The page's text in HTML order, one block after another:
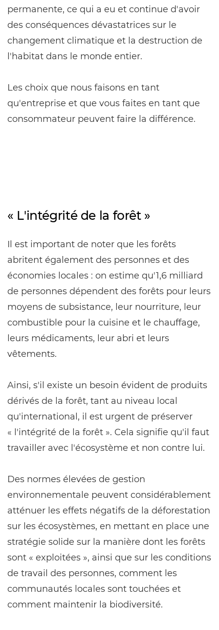
permanente, ce qui a eu et continue d'avoir
des conséquences dévastatrices sur le
changement climatique et la destruction de
l'habitat dans le monde entier.
Les choix que nous faisons en tant
qu'entreprise et que vous faites en tant que
consommateur peuvent faire la différence.
« L'intégrité de la forêt »
Il est important de noter que les forêts
abritent également des personnes et des
économies locales : on estime qu'1,6 milliard
de personnes dépendent des forêts pour leurs
moyens de subsistance, leur nourriture, leur
combustible pour la cuisine et le chauffage,
leurs médicaments, leur abri et leurs
vêtements.
Ainsi, s'il existe un besoin évident de produits
dérivés de la forêt, tant au niveau local
qu'international, il est urgent de préserver
« l'intégrité de la forêt ». Cela signifie qu'il faut
travailler avec l'écosystème et non contre lui.
Des normes élevées de gestion
environnementale peuvent considérablement
atténuer les effets négatifs de la déforestation
sur les écosystèmes, en mettant en place une
stratégie solide sur la manière dont les forêts
sont « exploitées », ainsi que sur les conditions
de travail des personnes, comment les
communautés locales sont touchées et
comment maintenir la biodiversité.